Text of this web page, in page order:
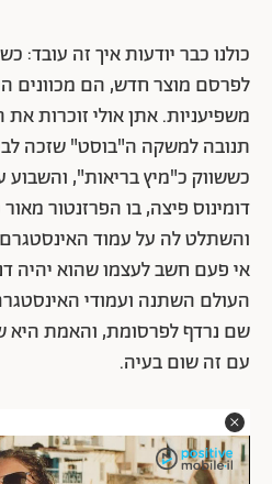
כולנו כבר יודעות איך זה עובד:
לפרסם מוצר חדש, הם מכוונים
משפיעניות. אתן אולי זוכרות
תנובה למשקה ה"בוסט" שזכה
כששווק כ"מיץ בריאות",
דומינוס פיצה, בו הפרזנטור
והשתלט לה על עמוד
אי פעם חשב לעצמו שהוא יהיה
העולם השתנה ועמודי
שם נרדף לפרסומת, והאמת היא
עם זה שום בעיה.